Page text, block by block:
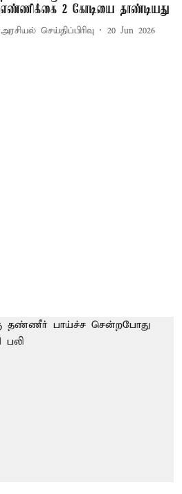
எண்ணிக்கை 2 கோடியை தாண்டியது
அரசியல் செய்திப்பிரிவு 20 Jun 2026